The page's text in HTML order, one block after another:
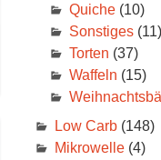
Quiche(10)
Sonstiges(11)
Torten (37)
Waffeln (15)
Low Carb(148)
Mikrowelle(4)